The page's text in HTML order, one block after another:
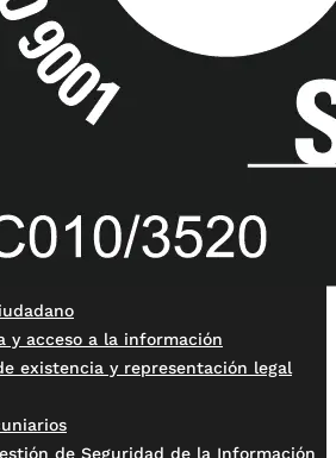
y acceso a la información
existencia y representación legal
de Seguridad de la Información